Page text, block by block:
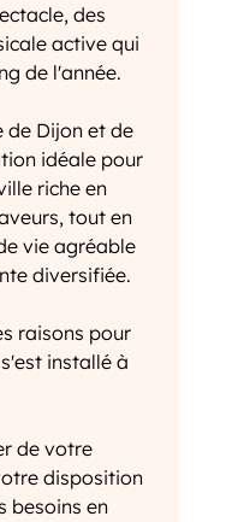
des
active qui
de l'année.
de Dijon et de
idéale pour
riche en
tout en
vie agréable
diversifiée.
raisons pour
installé à
de votre
disposition
besoins en